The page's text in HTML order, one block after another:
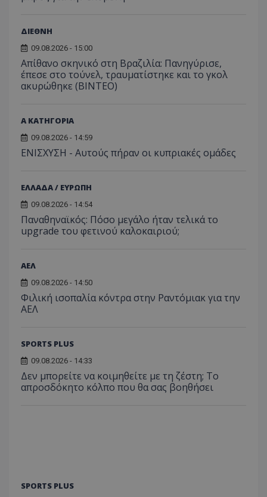
ΔΙΕΘΝΗ
09.08.2026 - 15:00
Απίθανο σκηνικό στη Βραζιλία: Πανηγύρισε,
έπεσε στο τούνελ, τραυματίστηκε και το γκολ
ακυρώθηκε (BINTEO)
Α ΚΑΤΗΓΟΡΙΑ
09.08.2026 - 14:59
ΕΝΙΣΧΥΣΗ - Αυτούς πήραν οι κυπριακές ομάδες
ΕΛΛΑΔΑ / ΕΥΡΩΠΗ
09.08.2026 - 14:54
Παναθηναϊκός: Πόσο μεγάλο ήταν τελικά το
upgrade του φετινού καλοκαιριού;
ΑΕΛ
09.08.2026 - 14:50
Φιλική ισοπαλία κόντρα στην Ραντόμιακ για την
ΑΕΛ
SPORTS PLUS
09.08.2026 - 14:33
Δεν μπορείτε να κοιμηθείτε με τη ζέστη; Το
απροσδόκητο κόλπο που θα σας βοηθήσει
SPORTS PLUS